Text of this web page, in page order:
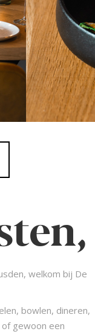
welkom bij De
bowlen, dineren,
gewoon een